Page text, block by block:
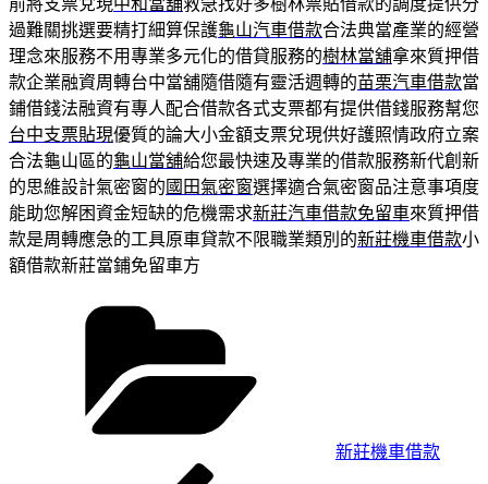
過難關挑選要精打細算保護龜山汽車借款合法典當產業的經營
理念來服務不用專業多元化的借貸服務的樹林當舖拿來質押借
款企業融資周轉台中當舖隨借隨有靈活週轉的苗栗汽車借款當
鋪借錢法融資有專人配合借款各式支票都有提供借錢服務幫您
台中支票貼現優質的論大小金額支票兌現供好護照情政府立案
合法龜山區的龜山當舖給您最快速及專業的借款服務新代創新
的思維設計氣密窗的 國田氣密窗選擇適合氣密窗品注意事項度
能助您解困資金短缺的危機需求新莊汽車借款免留車來質押借
款是周轉應急的工具原車貸款不限職業類別的新莊機車借款小
額借款新莊當鋪免留車方
新莊機車借款